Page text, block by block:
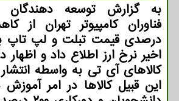
به گزارش توسعه دهندگان
درصدی قیمت تبلت و لپ تاپ
اخیر نرخ ارز اطلاع داد و
كالاهای آی تی به واسطه
این قبیل كالاها در امر